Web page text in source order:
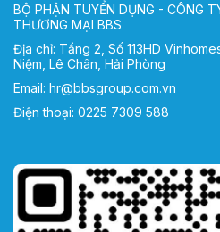
BỘ PHẬN TUYỂN DỤNG - CÔNG
THƯƠNG MẠI BBS
Địa chỉ: Tầng 2, Số 113HD
Niệm, Lê Chân, Hải Phòng
Email: hr@bbsgroup.com.vn
Điện thoại: 0225 7309 588